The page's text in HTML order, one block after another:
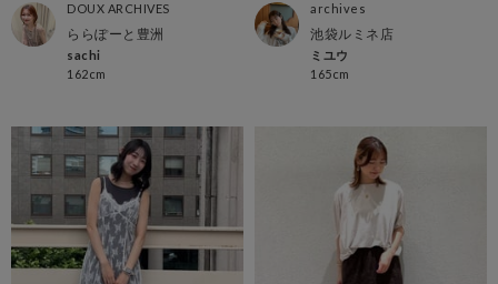
DOUX ARCHIVES
ららぽーと豊洲
sachi
162cm
archives
池袋ルミネ店
ミユウ
165cm